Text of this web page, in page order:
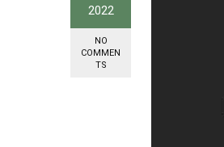
2022
NO
COMMEN
TS